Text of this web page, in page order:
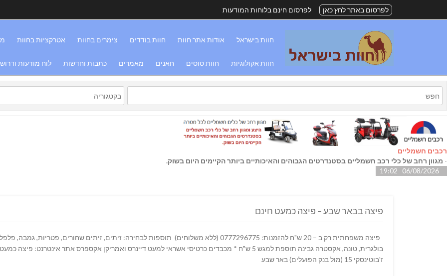
לפרסום באתר לחץ כאן לפרסום חינם בלוחות המודעות
חוות בישראל אודות אתר חוות חוות בודדים צימרים בחוות אטרקציות בחוות
חוות אקולוגיות חוות סוסים חאנים מאמרים כתבות וחדשות לוח מודעות
רכבים חשמליים
- מגוון רחב של כלי רכב חשמליים בסטנדרטים הגבוהים והאיכותיים ביותר הקיימים היום בשוק.
06/08/2026 19:02
פיצה בבאר שבע – פיצה כמעט חינם
פיצה משפחתית רק ב – 20 ש"ח להזמנות: 0777296775 (ללא משלוחים) תוספות לבחירה: זיתים, זיתים שחורים, פטריות,
בולגרית, טונה, אקסטרה גבינה תוספת למגש 5 ש"ח * מכבדים כרטיסי אשראי למעט דיינרס ואמריקן אקספרס אתר אינטרנט:
ז'בוטינסקי 15 (מול בנק הפועלים) באר שבע